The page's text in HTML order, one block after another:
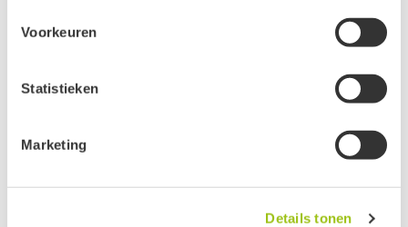
Clerk
Je kunt jouw toestemming ten alle tijden intrekken via de
Voorkeuren
Statistieken
Marketing
Details tonen